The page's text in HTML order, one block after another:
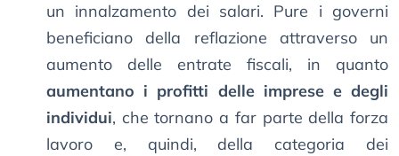
un innalzamento dei salari. Pure i governi
beneficiano della reflazione attraverso un
aumento delle entrate fiscali, in quanto
aumentano i profitti delle imprese e degli
individui, che tornano a far parte della forza
lavoro e, quindi, della categoria dei